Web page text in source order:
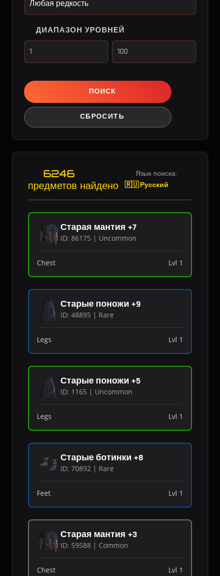
ДИАПАЗОН УРОВНЕЙ
ПОИСК
СБРОСИТЬ
6246
предметов найдено
Язык поиска:
🇷🇺 Русский
Старая мантия +7
ID: 86175 | Uncommon
Chest Lvl 1
Старые поножи +9
ID: 48895 | Rare
Legs Lvl 1
Старые поножи +5
ID: 1165 | Uncommon
Legs Lvl 1
Старые ботинки +8
ID: 70892 | Rare
Feet Lvl 1
Старая мантия +3
ID: 59588 | Common
Chest Lvl 1